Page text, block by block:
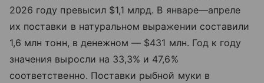
2026 году превысил $1,1 млрд. В январе—апреле
их поставки в натуральном выражении составили
1,6 млн тонн, в денежном — $431 млн. Год к году
значения выросли на 33,3% и 47,6%
соответственно. Поставки рыбной муки в